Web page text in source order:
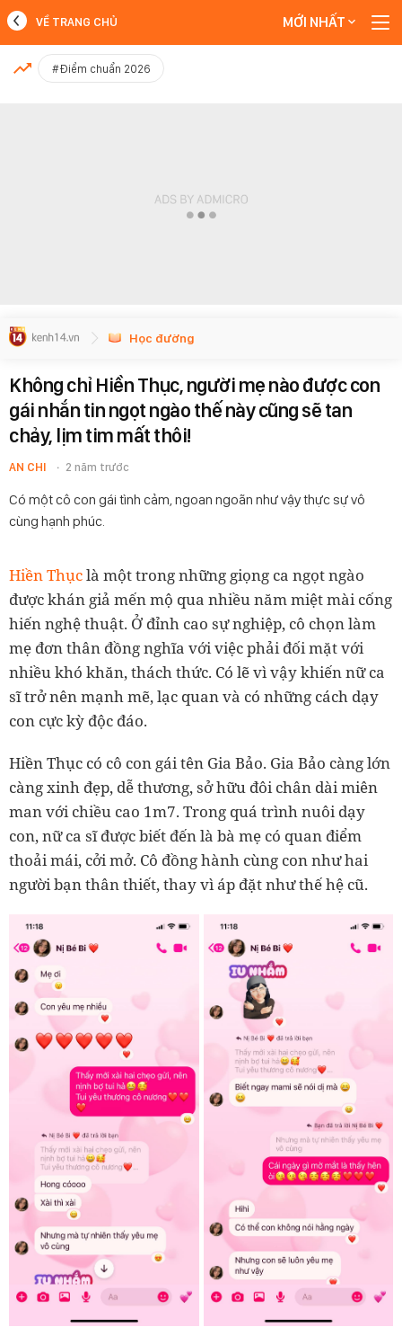
MỚI NHẤT
VỀ TRANG CHỦ MỚI NHẤT
#Điểm chuẩn 2026
Học đường
Không chỉ Hiền Thục, người mẹ nào được con
gái nhắn tin ngọt ngào thế này cũng sẽ tan
chảy, lịm tim mất thôi!
AN CHI 2 năm trước
Có một cô con gái tình cảm, ngoan ngoãn như vậy thực sự vô
cùng hạnh phúc.
Hiền Thụclà một trong những giọng ca ngọt ngào
được khán giả mến mộ qua nhiều năm miệt mài cống
hiến nghệ thuật. Ở đỉnh cao sự nghiệp, cô chọn làm
mẹ đơn thân đồng nghĩa với việc phải đối mặt với
nhiều khó khăn, thách thức. Có lẽ vì vậy khiến nữ ca
sĩ trở nên mạnh mẽ, lạc quan và có những cách dạy
con cực kỳ độc đáo.
Hiền Thục có cô con gái tên Gia Bảo. Gia Bảo càng lớn
càng xinh đẹp, dễ thương, sở hữu đôi chân dài miên
man với chiều cao 1m7. Trong quá trình nuôi dạy
con, nữ ca sĩ được biết đến là bà mẹ có quan điểm
thoải mái, cởi mở. Cô đồng hành cùng con như hai
người bạn thân thiết, thay vì áp đặt như thế hệ cũ.